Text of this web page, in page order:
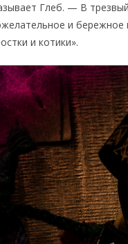
Глеб. — В
и
и котики».